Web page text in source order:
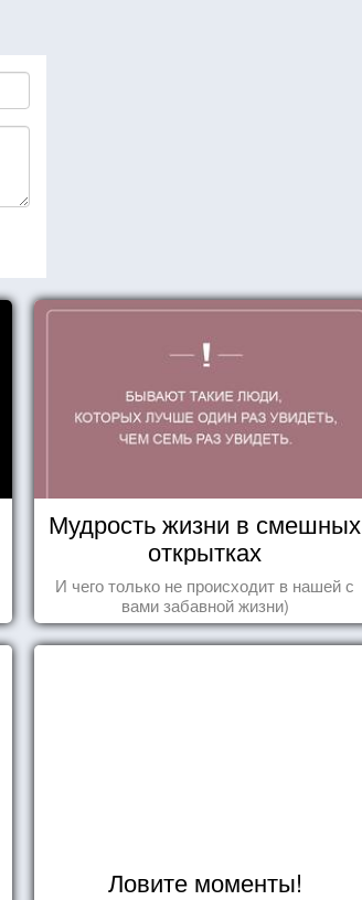
Мудрость жизни в смешных
открытках
И чего только не происходит в нашей с
вами забавной жизни)
Ловите моменты!